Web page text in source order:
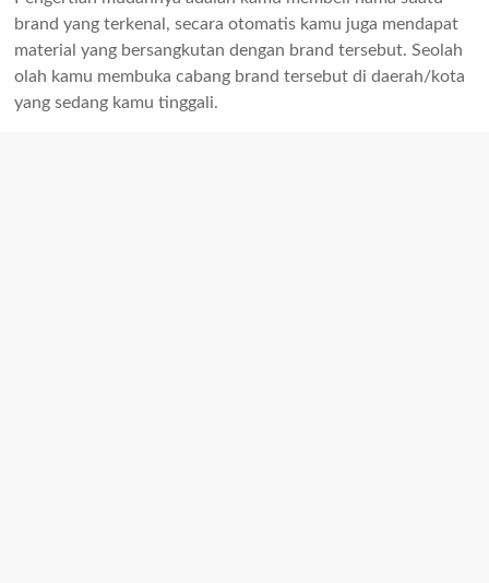
brand yang terkenal, secara otomatis kamu juga mendapat
material yang bersangkutan dengan brand tersebut. Seolah
olah kamu membuka cabang brand tersebut di daerah/kota
yang sedang kamu tinggali.